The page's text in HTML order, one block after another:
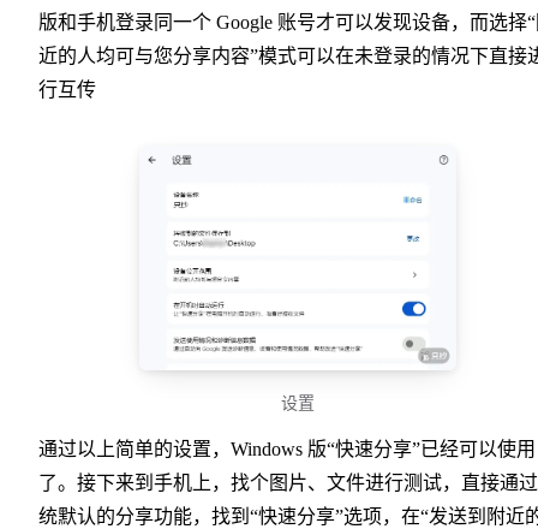
版和手机登录同一个 Google 账号才可以发现设备，而选择
近的人均可与您分享内容”模式可以在未登录的情况下直接
行互传
设置
通过以上简单的设置，Windows 版“快速分享”已经可以使用
了。接下来到手机上，找个图片、文件进行测试，直接通
统默认的分享功能，找到“快速分享”选项，在“发送到附近